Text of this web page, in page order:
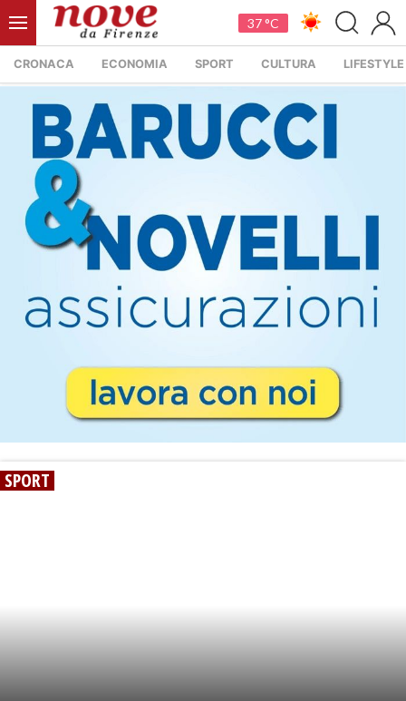
37 °C
CRONACA ECONOMIA SPORT CULTURA LIFESTYLE
SPORT